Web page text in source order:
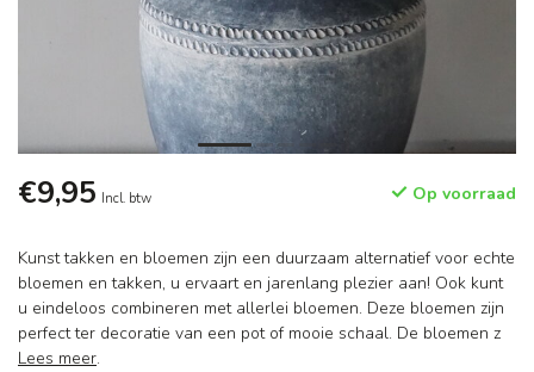
€9,95 Incl. btw Op voorraad
Kunst takken en bloemen zijn een duurzaam alternatief voor echte
bloemen en takken, u ervaart en jarenlang plezier aan! Ook kunt
u eindeloos combineren met allerlei bloemen. Deze bloemen zijn
perfect ter decoratie van een pot of mooie schaal. De bloemen z
Lees meer.